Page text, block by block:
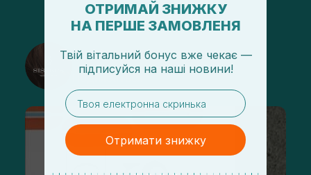
@sisters_stelmakh в Instagram
Подписаться
ОТРИМАЙ ЗНИЖКУ
НА ПЕРШЕ ЗАМОВЛЕНЯ
Твій вітальний бонус вже чекає —
підписуйся на наші новини!
email
Отримати знижку